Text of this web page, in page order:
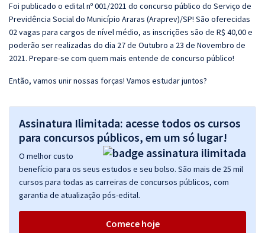
Foi publicado o edital nº 001/2021 do concurso público do Serviço de
Previdência Social do Município Araras (Araprev)/SP! São oferecidas
02 vagas para cargos de nível médio, as inscrições são de R$ 40,00 e
poderão ser realizadas do dia 27 de Outubro a 23 de Novembro de
2021. Prepare-se com quem mais entende de concurso público!
Então, vamos unir nossas forças! Vamos estudar juntos?
Assinatura Ilimitada: acesse todos os cursos
para concursos públicos, em um só lugar!
O melhor custo
benefício para os seus estudos e seu bolso. São mais de 25 mil
cursos para todas as carreiras de concursos públicos, com
garantia de atualização pós-edital.
Comece hoje